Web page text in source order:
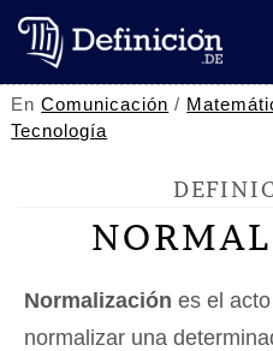
EnComunicación /
Tecnología
Normalización es el
normalizar una